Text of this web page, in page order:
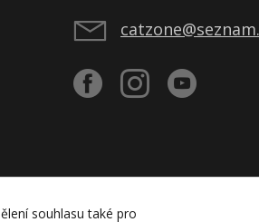
souhlasu také pro